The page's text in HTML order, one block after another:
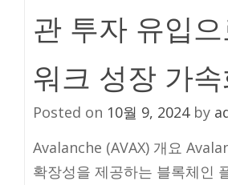
관 투자 유입
워크 성장 가
Posted on 10월 9, 2024by
Avalanche (AVAX) 개요
확장성을 제공하는 블록체인